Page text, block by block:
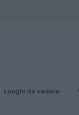
Luoghi da vedere